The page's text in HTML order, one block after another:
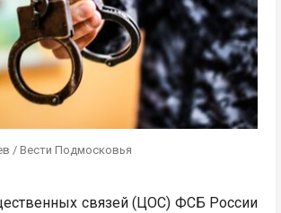
/ Вести Подмосковья
связей (ЦОС) ФСБ России